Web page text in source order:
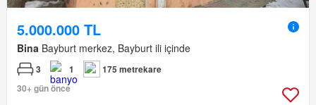
5.000.000 TL
Bina Bayburt merkez, Bayburt ili içinde
3 1
175 metrekare
30+ gün önce